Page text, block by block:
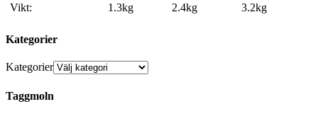
Vikt:
1.3kg 2.4kg 3.2kg
Kategorier
Kategorier
Taggmoln